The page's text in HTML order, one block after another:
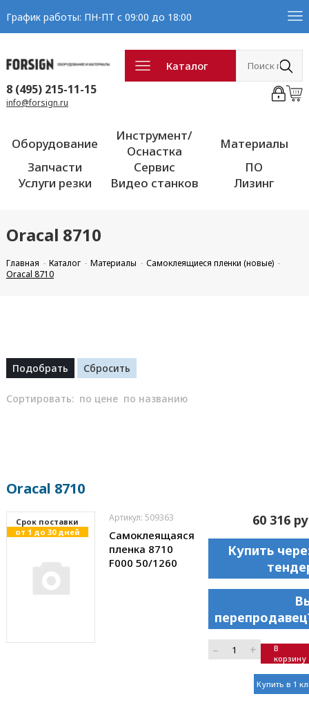
График работы: ПН-ПТ с 09:00 до 18:00
Каталог
8 (495) 215-11-15
info@forsign.ru
Оборудование
Инструмент/
Оснастка
Материалы
Запчасти
Сервис
ПО
Услуги резки
Видео станков Лизинг
Oracal 8710
Главная Каталог Материалы
Самоклеящиеся пленки (новые)
Oracal 8710
Сортировать: по цене по названию
Oracal 8710
Cрок поставки
от 1 до 30 дней
Артикул: 509363
Самоклеящаяся
пленка 8710
F000 50/1260
60 316
Купить
– +
В
корзину
Купить в 1